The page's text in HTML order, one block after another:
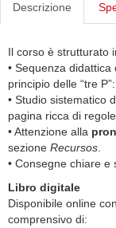
Descrizione
Il corso è strutturato
• Sequenza
principio delle “tre P”:
• Studio sistematico
pagina ricca di
• Attenzione alla
sezione Recursos.
• Consegne chiare e
Libro digitale
Disponibile online
comprensivo di: